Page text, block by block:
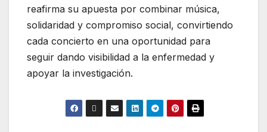
reafirma su apuesta por combinar música,
solidaridad y compromiso social, convirtiendo
cada concierto en una oportunidad para
seguir dando visibilidad a la enfermedad y
apoyar la investigación.